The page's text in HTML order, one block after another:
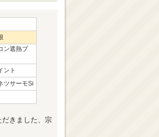
ン遮熱プ
ント
ツサーモSi
きました、宗